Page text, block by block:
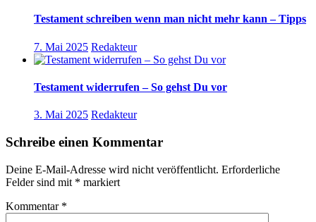
Testament schreiben wenn man nicht mehr kann – Tipps
7. Mai 2025 Redakteur
Testament widerrufen – So gehst Du vor
3. Mai 2025 Redakteur
Schreibe einen Kommentar
Deine E-Mail-Adresse wird nicht veröffentlicht. Erforderliche
Felder sind mit * markiert
Kommentar *